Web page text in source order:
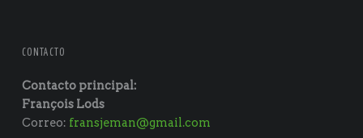
CONTACTO
Contacto principal:
François Lods
Correo: fransjeman@gmail.com